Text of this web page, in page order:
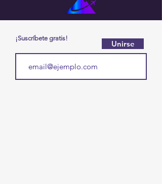
¡Suscríbete gratis!
Unirse